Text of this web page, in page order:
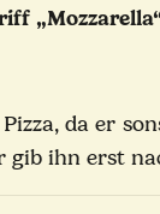
da er
ihn erst